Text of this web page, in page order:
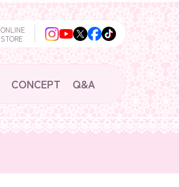
ONLINE
STORE
CONCEPT Q&A